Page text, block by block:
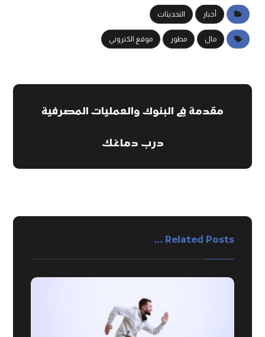
أخبار التحديثات
مال مطور موقع الكتروني
مقدمة في البنوك والعمليات المصرفية
درب دماغك
Related Posts ...